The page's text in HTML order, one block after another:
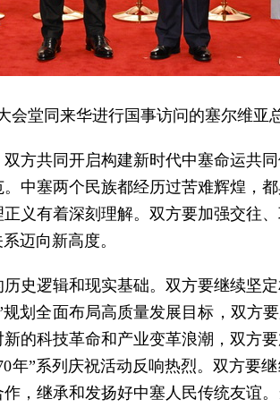
堂同来华进行国事访问的塞尔维亚
方共同开启构建新时代中塞命运共
中塞两个民族都经历过苦难辉煌，
义有着深刻理解。双方要加强交往
迈向新高度。
史逻辑和现实基础。双方要继续坚
划全面布局高质量发展目标，双方
的科技革命和产业变革浪潮，双方
”系列庆祝活动反响热烈。双方要
，继承和发扬好中塞人民传统友谊